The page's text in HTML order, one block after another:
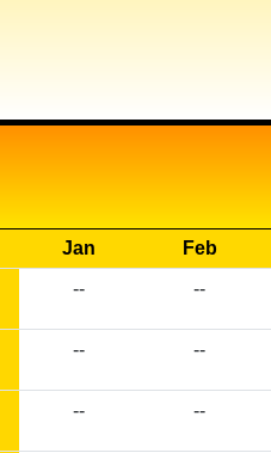
Jan Feb
-- --
-- --
-- --